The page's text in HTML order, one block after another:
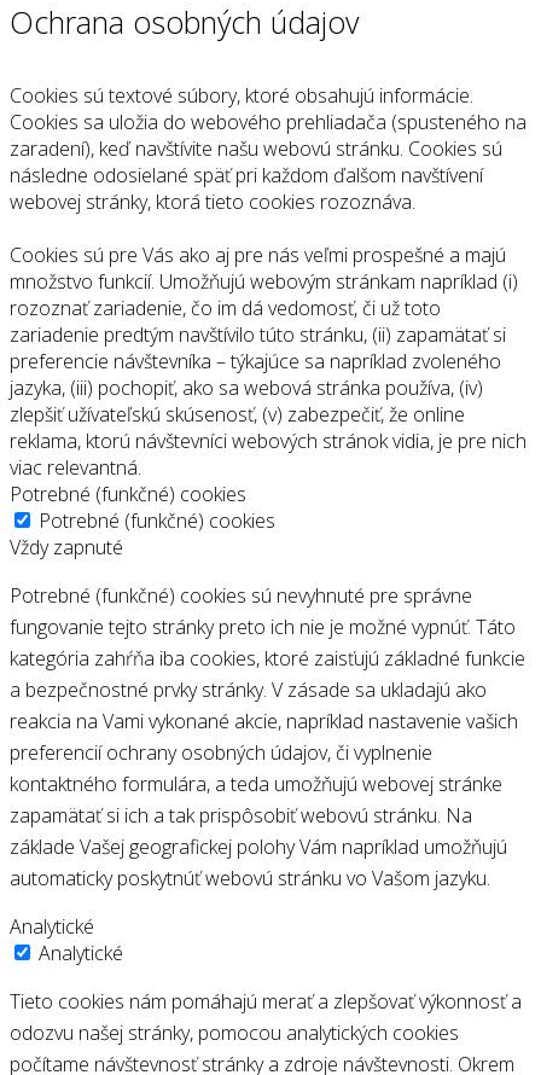
Ochrana osobných údajov
Cookies sú textové súbory, ktoré obsahujú informácie.
Cookies sa uložia do webového prehliadača (spusteného na
zaradení), keď navštívite našu webovú stránku. Cookies sú
následne odosielané späť pri každom ďalšom navštívení
webovej stránky, ktorá tieto cookies rozoznáva.
Cookies sú pre Vás ako aj pre nás veľmi prospešné a majú
množstvo funkcií. Umožňujú webovým stránkam napríklad (i)
rozoznať zariadenie, čo im dá vedomosť, či už toto
zariadenie predtým navštívilo túto stránku, (ii) zapamätať si
preferencie návštevníka – týkajúce sa napríklad zvoleného
jazyka, (iii) pochopiť, ako sa webová stránka používa, (iv)
zlepšiť užívateľskú skúsenosť, (v) zabezpečiť, že online
reklama, ktorú návštevníci webových stránok vidia, je pre nich
viac relevantná.
Potrebné (funkčné) cookies
Potrebné (funkčné) cookies
Vždy zapnuté
Potrebné (funkčné) cookies sú nevyhnuté pre správne
fungovanie tejto stránky preto ich nie je možné vypnúť. Táto
kategória zahŕňa iba cookies, ktoré zaisťujú základné funkcie
a bezpečnostné prvky stránky. V zásade sa ukladajú ako
reakcia na Vami vykonané akcie, napríklad nastavenie vašich
preferencií ochrany osobných údajov, či vyplnenie
kontaktného formulára, a teda umožňujú webovej stránke
zapamätať si ich a tak prispôsobiť webovú stránku. Na
základe Vašej geografickej polohy Vám napríklad umožňujú
automaticky poskytnúť webovú stránku vo Vašom jazyku.
Analytické
Analytické
Tieto cookies nám pomáhajú merať a zlepšovať výkonnosť a
odozvu našej stránky, pomocou analytických cookies
počítame návštevnosť stránky a zdroje návštevnosti. Okrem